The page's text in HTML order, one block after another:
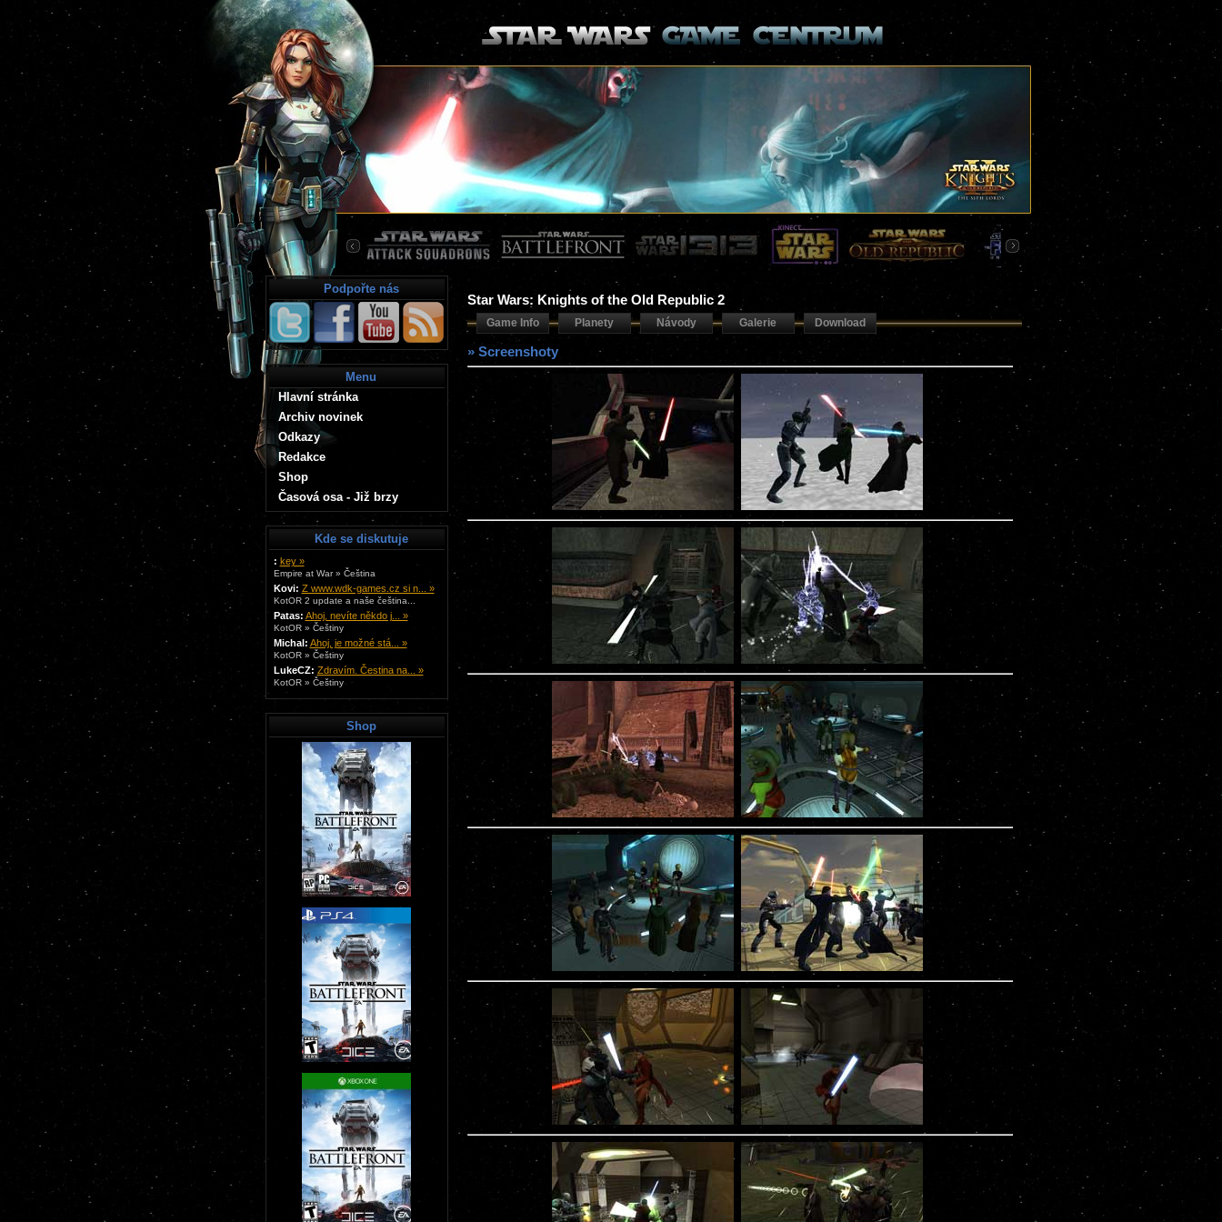
Star Wars: Knights of the Old Republic 2
Game Info Planety Návody Galerie Download
» Screenshoty
Podpořte nás
Menu
Hlavní stránka
Archiv novinek
Odkazy
Redakce
Shop
Časová osa - Již brzy
Kde se diskutuje
: key »
Empire at War » Čeština
Kovi: Z www.wdk-games.cz si n... »
KotOR 2 update a naše čeština...
Patas: Ahoj, nevíte někdo j... »
KotOR » Češtiny
Michal: Ahoj, je možné stá... »
KotOR » Češtiny
LukeCZ: Zdravím. Čestina na... »
KotOR » Češtiny
Shop